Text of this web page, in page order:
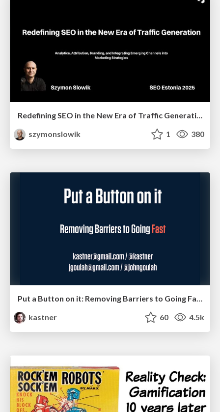
Redefining SEO in the New Era of Traffic Generation
szymonslowik
1 380
kastner
60 4.5k